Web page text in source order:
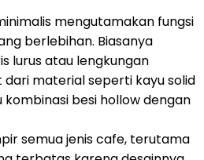
mengutamakan fungsi
berlebihan. Biasanya
lurus atau lengkungan
dari material seperti kayu solid
besi hollow dengan
semua jenis cafe, terutama